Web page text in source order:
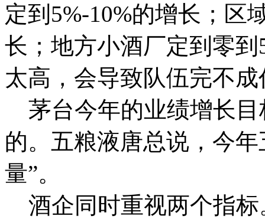
定到5%-10%的增长；区
长；地方小酒厂定到零
太高，会导致队伍完不
茅台今年的业绩增长目
的。五粮液唐总说，今
量”。
酒企同时重视两个指标